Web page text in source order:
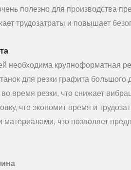
полезно для производства
трудозатраты и повышает
необходима крупноформатная
для резки графита
во время резки, что снижает
что экономит время и
что позволяет